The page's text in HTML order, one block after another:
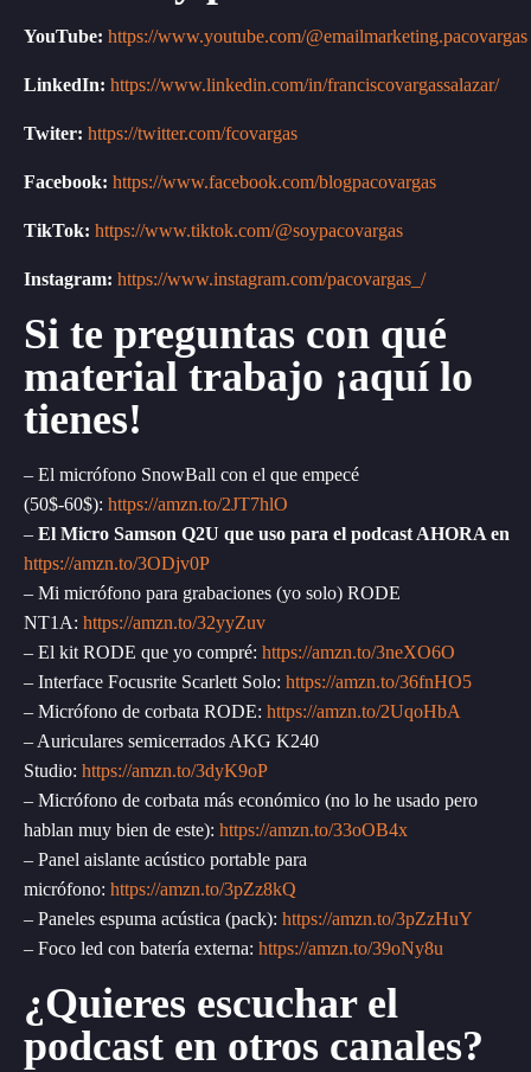
YouTube: https://www.youtube.com/@emailmarketing.pacovargas
LinkedIn: https://www.linkedin.com/in/franciscovargassalazar/
Twiter: https://twitter.com/fcovargas
Facebook: https://www.facebook.com/blogpacovargas
TikTok: https://www.tiktok.com/@soypacovargas
Instagram: https://www.instagram.com/pacovargas_/
Si te preguntas con qué
material trabajo ¡aquí lo
tienes!
– El micrófono SnowBall con el que empecé
(50$-60$): https://amzn.to/2JT7hlO
– El Micro Samson Q2U que uso para el podcast AHORA en
https://amzn.to/3ODjv0P
– Mi micrófono para grabaciones (yo solo) RODE
NT1A: https://amzn.to/32yyZuv
– El kit RODE que yo compré: https://amzn.to/3neXO6O
– Interface Focusrite Scarlett Solo: https://amzn.to/36fnHO5
– Micrófono de corbata RODE: https://amzn.to/2UqoHbA
– Auriculares semicerrados AKG K240
Studio: https://amzn.to/3dyK9oP
– Micrófono de corbata más económico (no lo he usado pero
hablan muy bien de este): https://amzn.to/33oOB4x
– Panel aislante acústico portable para
micrófono: https://amzn.to/3pZz8kQ
– Paneles espuma acústica (pack): https://amzn.to/3pZzHuY
– Foco led con batería externa: https://amzn.to/39oNy8u
¿Quieres escuchar el
podcast en otros canales?